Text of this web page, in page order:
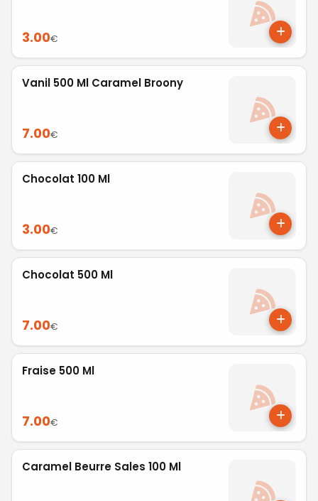
3.00€
Vanil 500 Ml Caramel Broony
7.00€
Chocolat 100 Ml
3.00€
Chocolat 500 Ml
7.00€
Fraise 500 Ml
7.00€
Caramel Beurre Sales 100 Ml